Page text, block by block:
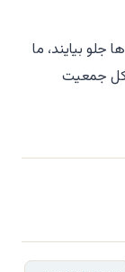
جلو بیایند، ما
کل جمعیت